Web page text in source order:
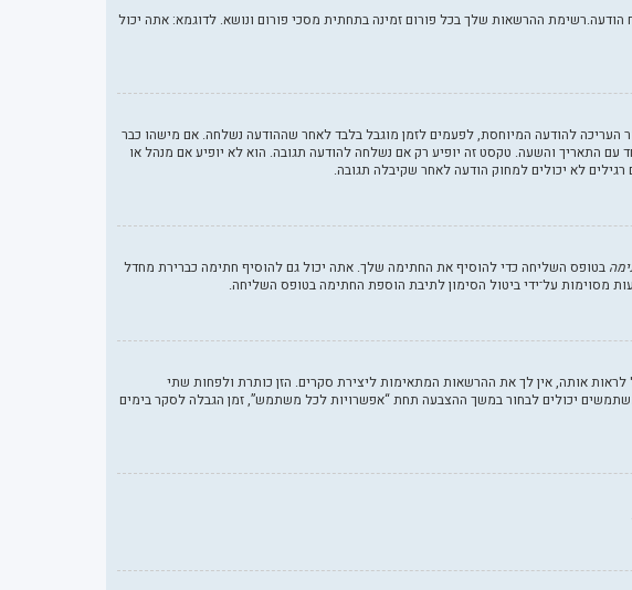
ההרשאות שלך בכל פורום זמינה בתחתית מסכי פורום ונושא. לדוגמא: אתה יכול
העריכה להודעה המיוחסת, לפעמים לזמן מוגבל בלבד לאחר שההודעה נשלחה. אם מישהו כבר
והשעה. טקסט זה יופיע רק אם נשלחה להודעה תגובה. הוא לא יופיע אם מנהל או
לא יכולים למחוק הודעה לאחר שקיבלה תגובה.
בטופס השליחה כדי להוסיף את החתימה שלך. אתה יכול גם להוסיף חתימה כברירת מחדל
על־ידי ביטול הסימון לתיבת הוספת החתימה בטופס השליחה.
אותה, אין לך את ההרשאות המתאימות ליצירת סקרים. הזן כותרת ולפחות שתי
יכולים לבחור במשך ההצבעה תחת “אפשרויות לכל משתמש”, זמן הגבלה לסקר בימים